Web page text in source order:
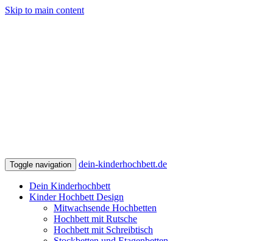
Skip to main content
Toggle navigation dein-kinderhochbett.de
Dein Kinderhochbett
Kinder Hochbett Design
Mitwachsende Hochbetten
Hochbett mit Rutsche
Hochbett mit Schreibtisch